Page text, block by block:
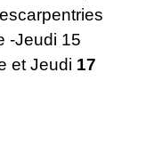
-Jeudi 15
et Jeudi 17